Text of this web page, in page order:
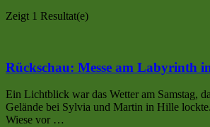
Zeigt 1 Resultat(e)
Rückschau: Messe am Labyrinth
Ein Lichtblick war das Wetter am Samstag,
Gelände bei Sylvia und Martin in Hille
Wiese vor …